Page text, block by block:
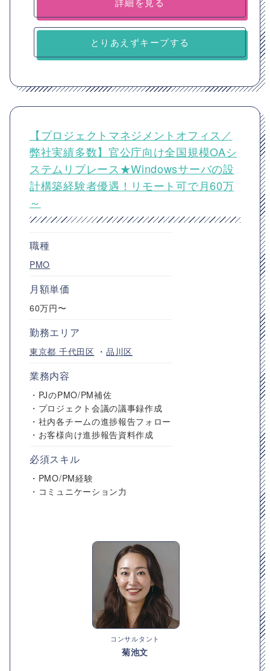
とりあえずキープする
【プロジェクトマネジメントオフィス／
弊社実績多数】官公庁向け全国規模OAシ
ステムリプレース★Windowsサーバの設
計構築経験者優遇！リモート可で月60万
～
職種
PMO
月額単価
60万円〜
勤務エリア
東京都 千代田区 ・品川区
業務内容
・PJのPMO/PM補佐
・プロジェクト会議の議事録作成
・社内各チームの進捗報告フォロー
・お客様向け進捗報告資料作成
必須スキル
・PMO/PM経験
・コミュニケーション力
コンサルタント
菊池文